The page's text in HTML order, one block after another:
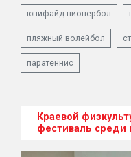
юнифайд-пионербол
пляжный волейбол
паратеннис
Краевой
фестиваль среди